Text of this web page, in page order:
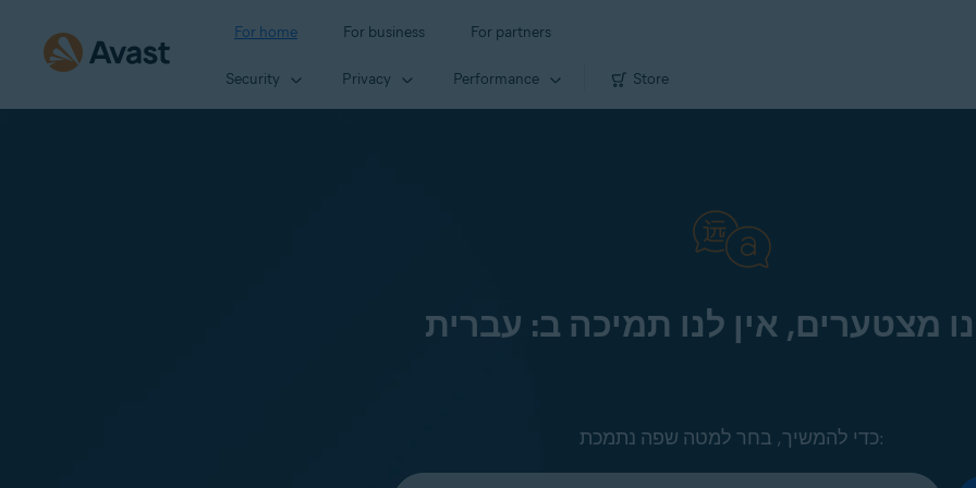
For home For business For partners
Security Privacy Performance Store
מצטערים, אין לנו תמיכה ב: עברית
כדי להמשיך, בחר למטה שפה נתמכת: